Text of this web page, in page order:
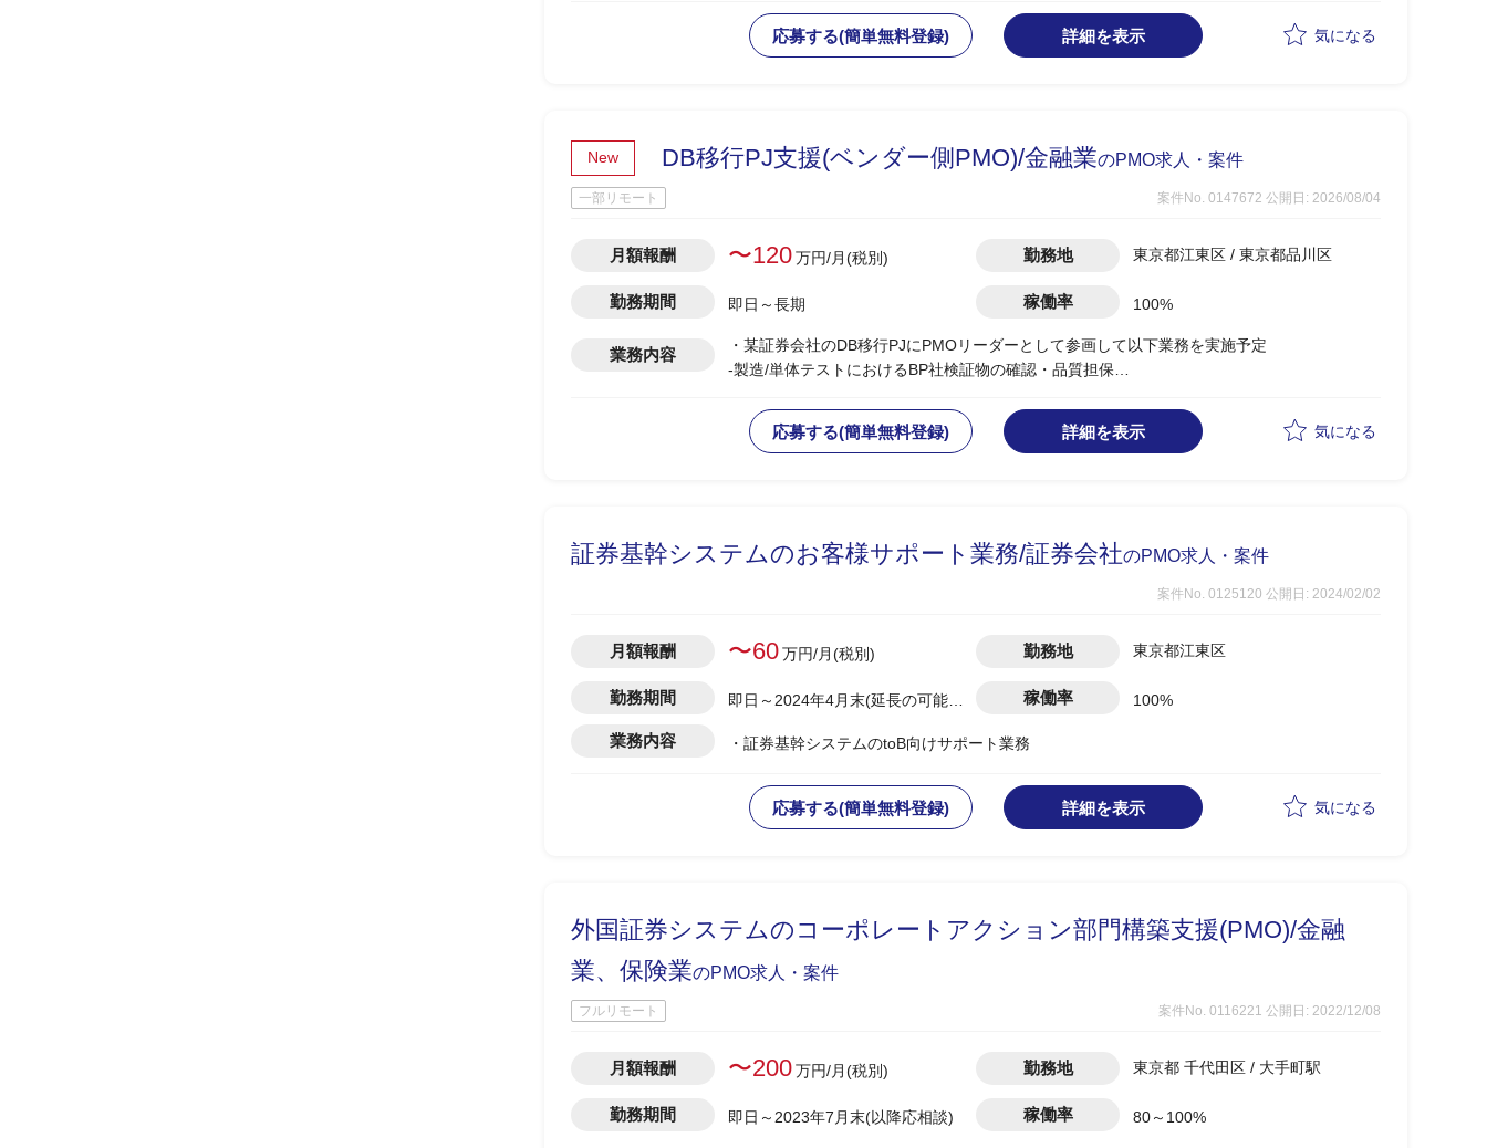
-移行ツール作成に関する計画策定/推進
-移行リハーサル～移行本番～移行後支援までの全体推進
応募する(簡単無料登録) 詳細を表示 気になる
New DB移行PJ支援(ベンダー側PMO)/金融業のPMO求人・案件
一部リモート 案件No. 0147672 公開日: 2026/08/04
月額報酬 〜120万円/月(税別) 勤務地 東京都江東区 / 東京都品川区
勤務期間 即日～長期 稼働率 100%
業務内容
・某証券会社のDB移行PJにPMOリーダーとして参画して以下業務を実施予定
-製造/単体テストにおけるBP社検証物の確認・品質担保
-障害管理台帳の運用/障害解消状況のトラッキング
-テスト品質基準の確認/品質面での顧客報告対応
応募する(簡単無料登録) 詳細を表示 気になる
証券基幹システムのお客様サポート業務/証券会社のPMO求人・案件
案件No. 0125120 公開日: 2024/02/02
月額報酬 〜60万円/月(税別) 勤務地 東京都江東区
勤務期間
即日～2024年4月末(延長の可能性
稼働率 100%
業務内容 ・証券基幹システムのtoB向けサポート業務
応募する(簡単無料登録) 詳細を表示 気になる
外国証券システムのコーポレートアクション部門構築支援(PMO)/金融
業、保険業のPMO求人・案件
フルリモート 案件No. 0116221 公開日: 2022/12/08
月額報酬 〜200万円/月(税別) 勤務地 東京都 千代田区 / 大手町駅
勤務期間 即日～2023年7月末(以降応相談) 稼働率 80～100%